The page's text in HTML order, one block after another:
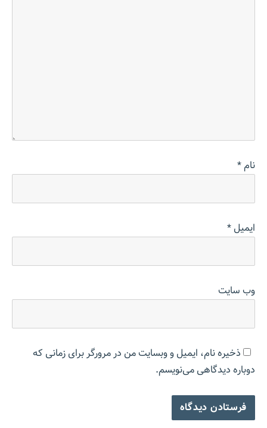
نام*
ایمیل*
وب‌ سایت
ذخیره نام، ایمیل و وبسایت من در مرورگر برای زمانی که
دوباره دیدگاهی می‌نویسم.